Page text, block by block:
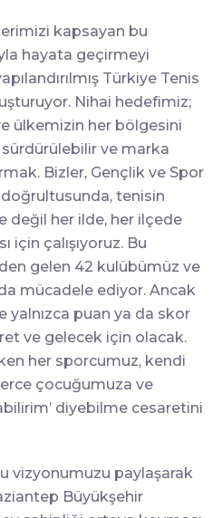
kapsayan bu
hayata geçirmeyi
Türkiye Tenis
Nihai hedefimiz;
ülkemizin her bölgesini
ve marka
Bizler, Gençlik ve Spor
doğrultusunda, tenisin
değil her ilde, her ilçede
için çalışıyoruz. Bu
gelen 42 kulübümüz ve
mücadele ediyor. Ancak
yalnızca puan ya da skor
ve gelecek için olacak.
her sporcumuz, kendi
çocuğumuza ve
diyebilme cesaretini
vizyonumuzu paylaşarak
Büyükşehir